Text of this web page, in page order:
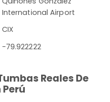
International Airport
CIX
-79.922222
Reales De
Perú